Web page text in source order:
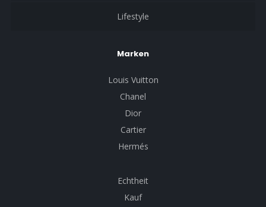
Lifestyle
Marken
Louis Vuitton
Chanel
Dior
Cartier
Hermés
Echtheit
Kauf